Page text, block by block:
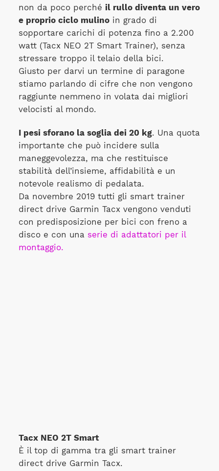
non da poco perché il rullo diventa un vero
e proprio ciclo mulinoin grado di
sopportare carichi di potenza fino a 2.200
watt (Tacx NEO 2T Smart Trainer), senza
stressare troppo il telaio della bici.
Giusto per darvi un termine di paragone
stiamo parlando di cifre che non vengono
raggiunte nemmeno in volata dai migliori
velocisti al mondo.
I pesi sforano la soglia dei 20 kg. Una quota
importante che può incidere sulla
maneggevolezza, ma che restituisce
stabilità dell’insieme, affidabilità e un
notevole realismo di pedalata.
Da novembre 2019 tutti gli smart trainer
direct drive Garmin Tacx vengono venduti
con predisposizione per bici con freno a
disco e con unaserie di adattatori per il
montaggio.
Tacx NEO 2T Smart
È il top di gamma tra gli smart trainer
direct drive Garmin Tacx.